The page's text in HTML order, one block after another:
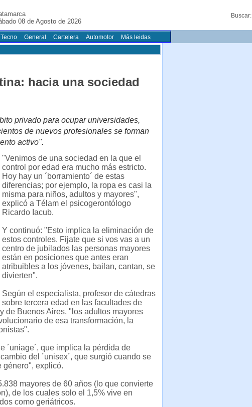
08 de Agosto de 2026
Buscar:
General Cartelera Automotor Más leidas
hacia una sociedad
privado para ocupar universidades,
de nuevos profesionales se forman
activo".
"Venimos de una sociedad en la que el
control por edad era mucho más estricto.
Hoy hay un ´borramiento´ de estas
diferencias; por ejemplo, la ropa es casi la
misma para niños, adultos y mayores",
explicó a Télam el psicogerontólogo
Ricardo Iacub.
Y continuó: "Esto implica la eliminación de
estos controles. Fijate que si vos vas a un
centro de jubilados las personas mayores
están en posiciones que antes eran
atribuibles a los jóvenes, bailan, cantan, se
divierten".
Según el especialista, profesor de cátedras
sobre tercera edad en las facultades de
de Buenos Aires, "los adultos mayores
de esa transformación, la
´uniage´, que implica la pérdida de
del ´unisex´, que surgió cuando se
género", explicó.
mayores de 60 años (lo que convierte
de los cuales solo el 1,5% vive en
como geriátricos.